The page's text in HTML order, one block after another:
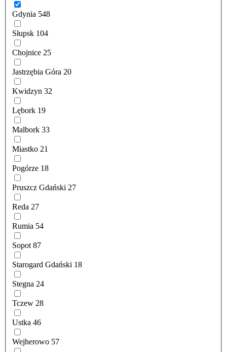
Gdynia 548
Słupsk 104
Chojnice 25
Jastrzębia Góra 20
Kwidzyn 32
Lębork 19
Malbork 33
Miastko 21
Pogórze 18
Pruszcz Gdański 27
Reda 27
Rumia 54
Sopot 87
Starogard Gdański 18
Stegna 24
Tczew 28
Ustka 46
Wejherowo 57